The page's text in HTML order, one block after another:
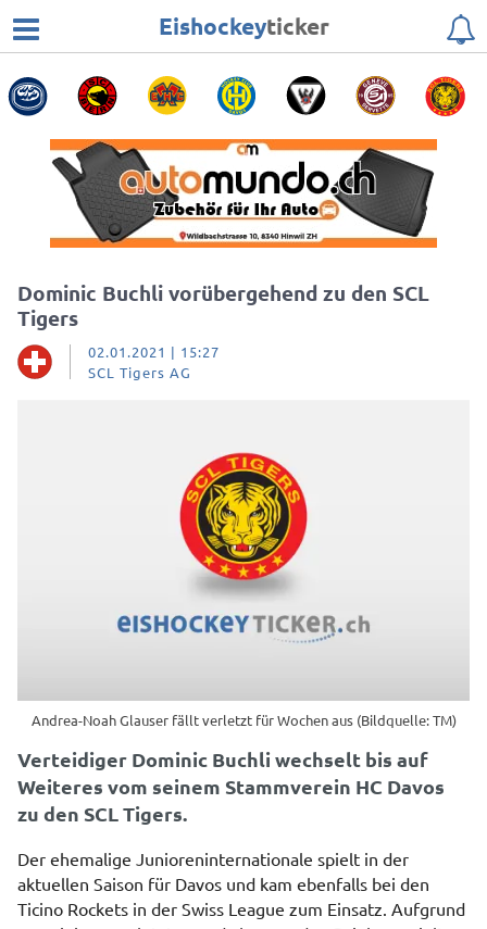
Eishockeyticker
Dominic Buchli vorübergehend zu den SCL
Tigers
02.01.2021 | 15:27
SCL Tigers AG
Andrea-Noah Glauser fällt verletzt für Wochen aus (Bildquelle: TM)
Verteidiger Dominic Buchli wechselt bis auf
Weiteres vom seinem Stammverein HC Davos
zu den SCL Tigers.
Der ehemalige Junioreninternationale spielt in der
aktuellen Saison für Davos und kam ebenfalls bei den
Ticino Rockets in der Swiss League zum Einsatz. Aufgrund